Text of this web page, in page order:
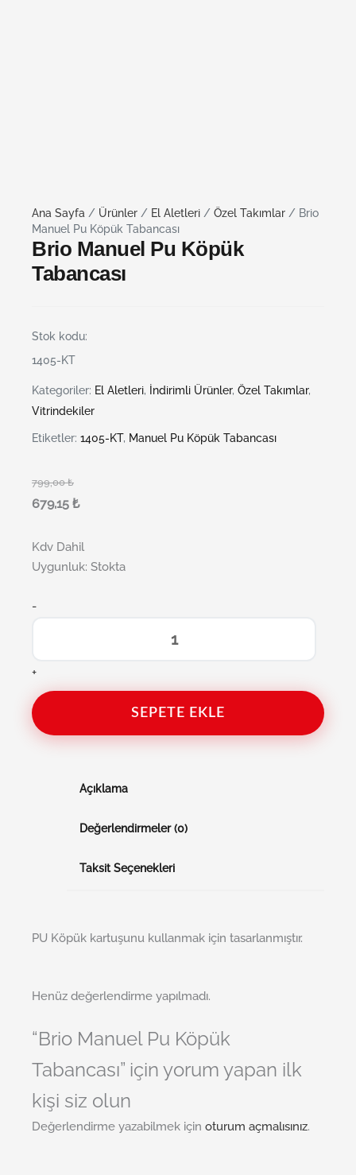
Ana Sayfa / Ürünler / El Aletleri / Özel Takımlar / Brio
Manuel Pu Köpük Tabancası
Brio Manuel Pu Köpük
Tabancası
Stok kodu:
1405-KT
Kategoriler: El Aletleri, İndirimli Ürünler, Özel Takımlar,
Vitrindekiler
Etiketler: 1405-KT, Manuel Pu Köpük Tabancası
799,00₺
679,15 ₺
Kdv Dahil
Uygunluk: Stokta
-
+
SEPETE EKLE
Açıklama
Değerlendirmeler (0)
Taksit Seçenekleri
PU Köpük kartuşunu kullanmak için tasarlanmıştır.
Henüz değerlendirme yapılmadı.
“Brio Manuel Pu Köpük
Tabancası” için yorum yapan ilk
kişi siz olun
Değerlendirme yazabilmek için oturum açmalısınız.